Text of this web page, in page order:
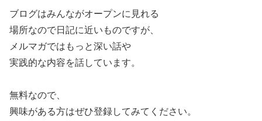
ブログはみんながオープンに見れる
場所なので日記に近いものですが、
メルマガではもっと深い話や
実践的な内容を話しています。
無料なので、
興味がある方はぜひ登録してみてください。